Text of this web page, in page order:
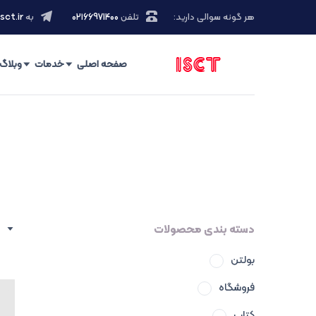
هر گونه سوالی دارید: تلفن ۰۲۱66971400 به
صفحه اصلی خدمات وبلاگ
دسته بندی محصولات
بولتن
فروشگاه